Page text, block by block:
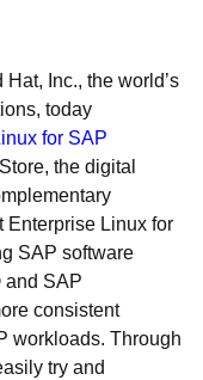
Hat, Inc., the world’s
today
for SAP
the digital
Enterprise Linux for
SAP software
SAP
consistent
workloads. Through
try and